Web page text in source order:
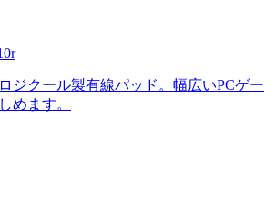
ジクール製有線パッド。幅広いPCゲー
めます。